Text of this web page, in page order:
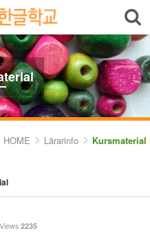
HOME Lärarinfo Kursmaterial
Views 2235
치북5
치북5